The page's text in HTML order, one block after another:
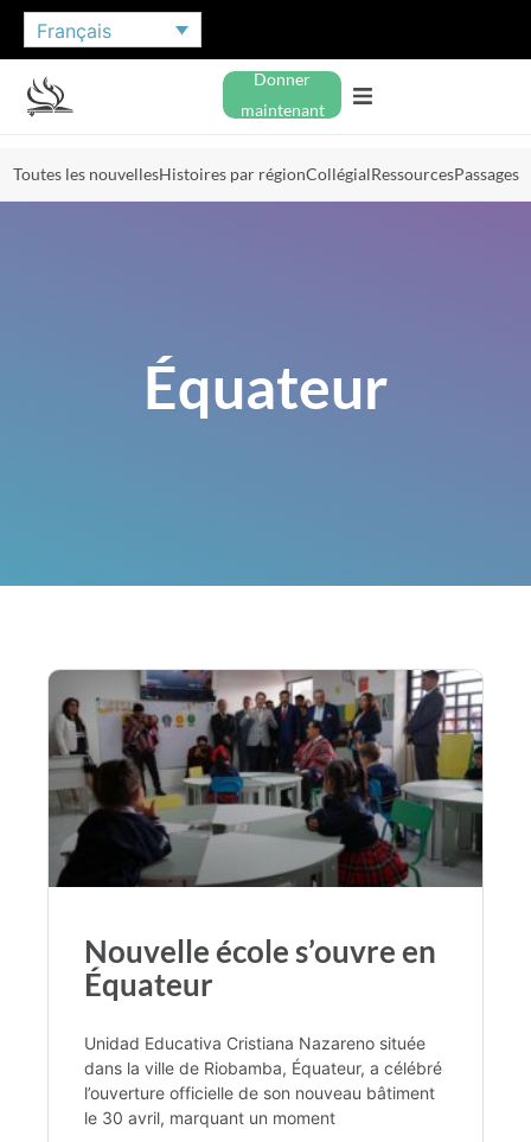
Français
Donner
maintenant
Toutes les nouvellesHistoires par régionCollégialRessourcesPassages
Équateur
Nouvelle école s’ouvre en
Équateur
Unidad Educativa Cristiana Nazareno située
dans la ville de Riobamba, Équateur, a célébré
l’ouverture officielle de son nouveau bâtiment
le 30 avril, marquant un moment